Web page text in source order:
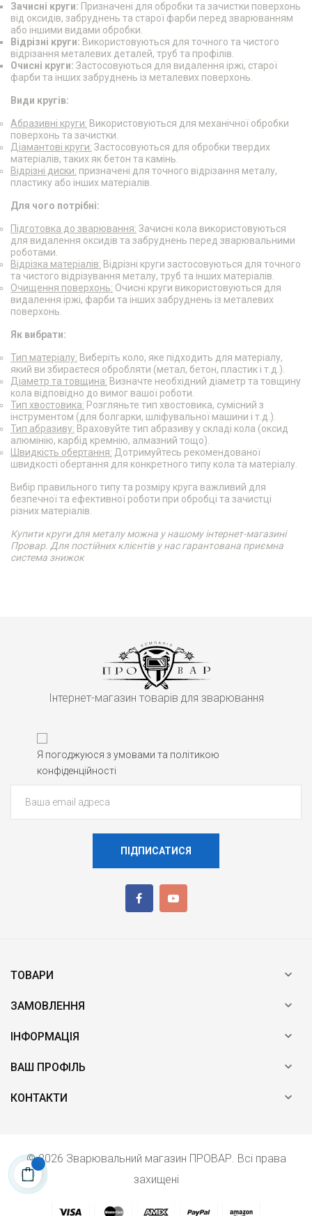
Зачисні круги: Призначені для обробки та зачистки поверхонь
від оксидів, забруднень та старої фарби перед зварюванням
або іншими видами обробки.
Відрізні круги: Використовуються для точного та чистого
відрізання металевих деталей, труб та профілів.
Очисні круги: Застосовуються для видалення іржі, старої
фарби та інших забруднень із металевих поверхонь.
Види кругів:
Абразивні круги: Використовуються для механічної обробки
поверхонь та зачистки.
Діамантові круги: Застосовуються для обробки твердих
матеріалів, таких як бетон та камінь.
Відрізні диски: призначені для точного відрізання металу,
пластику або інших матеріалів.
Для чого потрібні:
Підготовка до зварювання: Зачисні кола використовуються
для видалення оксидів та забруднень перед зварювальними
роботами.
Відрізка матеріалів: Відрізні круги застосовуються для точного
та чистого відрізування металу, труб та інших матеріалів.
Очищення поверхонь: Очисні круги використовуються для
видалення іржі, фарби та інших забруднень із металевих
поверхонь.
Як вибрати:
Тип матеріалу: Виберіть коло, яке підходить для матеріалу,
який ви збираєтеся обробляти (метал, бетон, пластик і т.д.).
Діаметр та товщина: Визначте необхідний діаметр та товщину
кола відповідно до вимог вашої роботи.
Тип хвостовика: Розгляньте тип хвостовика, сумісний з
інструментом (для болгарки, шліфувальної машини і т.д.).
Тип абразиву: Враховуйте тип абразиву у складі кола (оксид
алюмінію, карбід кремнію, алмазний тощо).
Швидкість обертання: Дотримуйтесь рекомендованої
швидкості обертання для конкретного типу кола та матеріалу.
Вибір правильного типу та розміру круга важливий для
безпечної та ефективної роботи при обробці та зачистці
різних матеріалів.
Купити круги для металу можна у нашому інтернет-магазині
Провар. Для постійних клієнтів у нас гарантована приємна
система знижок
Інтернет-магазин товарів для зварювання
Я погоджуюся з умовами та політикою
конфіденційності
ПІДПИСАТИСЯ
ТОВАРИ 
ЗАМОВЛЕННЯ 
ІНФОРМАЦІЯ 
ВАШ ПРОФІЛЬ 
КОНТАКТИ 
© 2026 Зварювальний магазин ПРОВАР. Всі права
захищені